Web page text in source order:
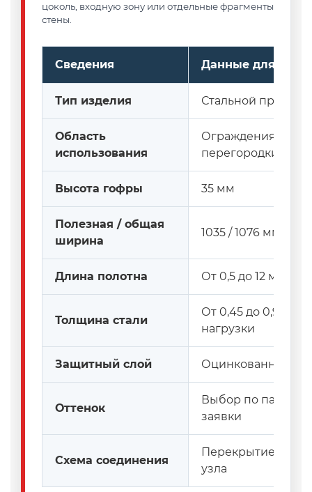
цоколь, входную зону или отдельные фрагменты
стены.
Сведения Данные для
Тип изделия Стальной
Область
использования
Ограждения,
перегородки,
Высота гофры 35 мм
Полезная / общая
ширина
1035 / 1076 мм
Длина полотна От 0,5 до 12 м,
Толщина стали
От 0,45 до 0,9 мм,
нагрузки
Защитный слой Оцинкованный
Оттенок
Выбор по
заявки
Схема соединения
Перекрытие на
узла